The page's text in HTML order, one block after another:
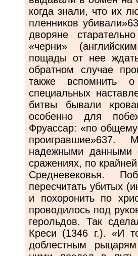
когда знали, что их
пленников
дворяне
«черни»
пощады от нее
обратном случае
также вспомнить
специальных
битвы бывали
особенно для
Фруассар: «по
проигравшие»637.
надежными данными
сражениях, по
Средневековья.
пересчитать убитых
и похоронить по
проводилось под
герольдов. Так
Креси (1346 г.). «И
доблестным